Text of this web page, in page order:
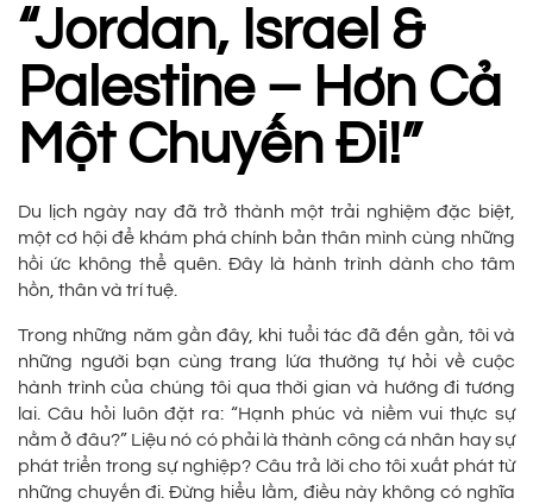
“Jordan, Israel &
Palestine – Hơn Cả
Một Chuyến Đi!”
Du lịch ngày nay đã trở thành một trải nghiệm đặc biệt,
một cơ hội để khám phá chính bản thân mình cùng những
hồi ức không thể quên. Đây là hành trình dành cho tâm
hồn, thân và trí tuệ.
Trong những năm gần đây, khi tuổi tác đã đến gần, tôi và
những người bạn cùng trang lứa thường tự hỏi về cuộc
hành trình của chúng tôi qua thời gian và hướng đi tương
lai. Câu hỏi luôn đặt ra: “Hạnh phúc và niềm vui thực sự
nằm ở đâu?” Liệu nó có phải là thành công cá nhân hay sự
phát triển trong sự nghiệp? Câu trả lời cho tôi xuất phát từ
những chuyến đi. Đừng hiểu lầm, điều này không có nghĩa